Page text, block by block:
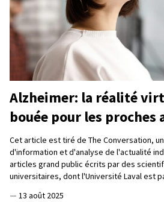
Alzheimer: la réalité
bouée pour les proches
Cet article est tiré de The Conversation,
d'information et d'analyse de l'actualité
articles grand public écrits par des
universitaires, dont l'Université Laval est
— 13 août 2025